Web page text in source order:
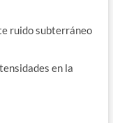
ruido subterráneo
en la